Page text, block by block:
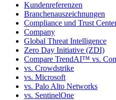
Kundenreferenzen
Branchenauszeichnungen
Compliance und Trust
Company
Global Threat Intelligence
Zero Day Initiative (ZDI)
Compare TrendAI™ vs.
vs. Crowdstrike
vs. Microsoft
vs. Palo Alto Networks
vs. SentinelOne